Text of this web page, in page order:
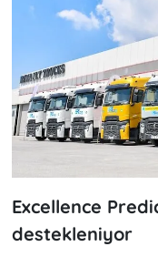
Excellence
destekleniyor